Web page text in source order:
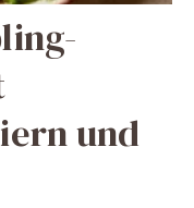
und